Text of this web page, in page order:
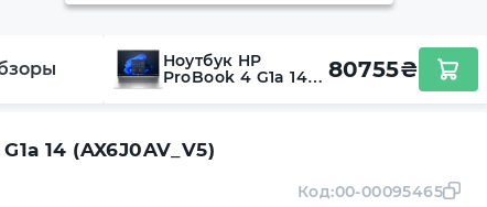
Ноутбук HP
ProBook 4 G1a 14
80755₴
14 (AX6J0AV_V5)
Код:00-00095465